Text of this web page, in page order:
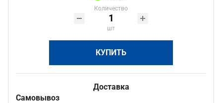
Количество
шт
КУПИТЬ
Доставка
Самовывоз